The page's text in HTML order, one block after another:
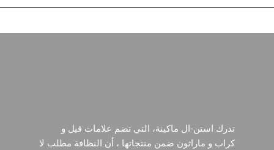
تدرك استن-ال ماكينة، التي تضم علامات فيل و
كراب و ماراثون ضمن منتجاتها ، أن النظافة مطلب لا